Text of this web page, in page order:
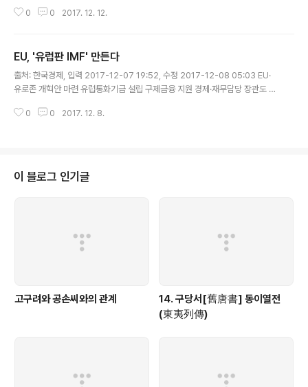
화' 메시지에 압도당했고, 세계의 패권이 미국에서 중..
0 0 2017. 12. 12.
EU, '유럽판 IMF' 만든다
출처: 한국경제, 입력 2017-12-07 19:52, 수정 2017-12-08 05:03 EU·
유로존 개혁안 마련 유럽통화기금 설립 구제금융 지원 경제·재무담당 장관도 신
(유로화 사용 19개국) 통합과 개혁을 강화하기 위한 것이지만 미국이 주도하..
0 0 2017. 12. 8.
이 블로그 인기글
고구려와 공손씨와의 관계
14. 구당서[舊唐書] 동이열전
(東夷列傳)